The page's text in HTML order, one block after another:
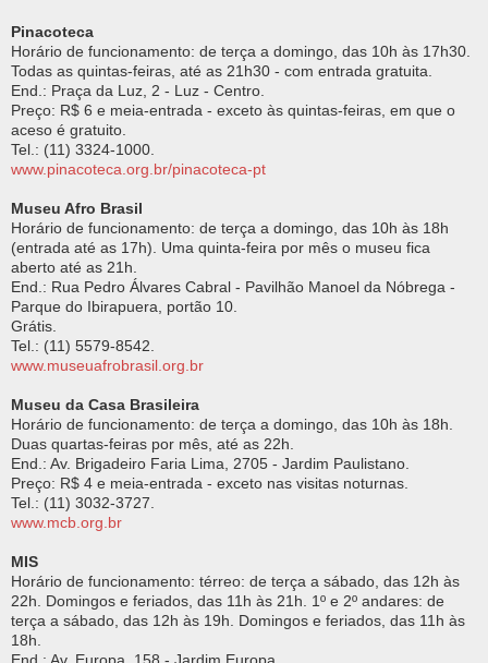
Pinacoteca
Horário de funcionamento: de terça a domingo, das 10h às 17h30.
Todas as quintas-feiras, até as 21h30 - com entrada gratuita.
End.: Praça da Luz, 2 - Luz - Centro.
Preço: R$ 6 e meia-entrada - exceto às quintas-feiras, em que o
aceso é gratuito.
Tel.: (11) 3324-1000.
www.pinacoteca.org.br/pinacoteca-pt
Museu Afro Brasil
Horário de funcionamento: de terça a domingo, das 10h às 18h
(entrada até as 17h). Uma quinta-feira por mês o museu fica
aberto até as 21h.
End.: Rua Pedro Álvares Cabral - Pavilhão Manoel da Nóbrega -
Parque do Ibirapuera, portão 10.
Grátis.
Tel.: (11) 5579-8542.
www.museuafrobrasil.org.br
Museu da Casa Brasileira
Horário de funcionamento: de terça a domingo, das 10h às 18h.
Duas quartas-feiras por mês, até as 22h.
End.: Av. Brigadeiro Faria Lima, 2705 - Jardim Paulistano.
Preço: R$ 4 e meia-entrada - exceto nas visitas noturnas.
Tel.: (11) 3032-3727.
www.mcb.org.br
MIS
Horário de funcionamento: térreo: de terça a sábado, das 12h às
22h. Domingos e feriados, das 11h às 21h. 1º e 2º andares: de
terça a sábado, das 12h às 19h. Domingos e feriados, das 11h às
18h.
End.: Av. Europa, 158 - Jardim Europa.